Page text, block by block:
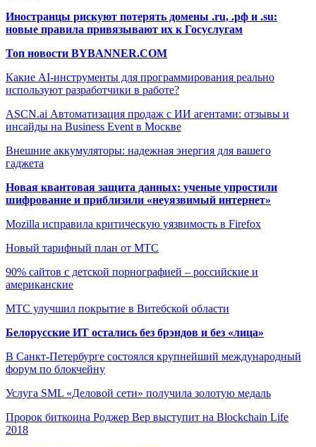
Иностранцы рискуют потерять домены .ru, .рф и .su:
новые правила привязывают их к Госуслугам
Топ новости BYBANNER.COM
Какие AI-инструменты для программирования реально
используют разработчики в работе?
ASCN.ai Автоматизация продаж с ИИ агентами: отзывы и
инсайды на Business Event в Москве
Внешние аккумуляторы: надежная энергия для вашего
гаджета
Новая квантовая защита данных: ученые упростили
шифрование и приблизили «неуязвимый интернет»
Mozilla исправила критическую уязвимость в Firefox
Новый тарифный план от МТС
90% сайтов с детской порнографией – российские и
американские
МТС улучшил покрытие в Витебской области
Белорусские ИТ остались без брэндов и без «лица»
В Санкт-Петербурге состоялся крупнейший международный
форум по блокчейну
Услуга SML «Деловой сети» получила золотую медаль
Пророк биткоина Роджер Вер выступит на Blockchain Life
2018